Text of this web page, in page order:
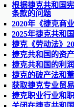
根据捷克共和国
条款的问题
2020年《捷克商
2025年捷克共和
捷克《劳动法》
捷克共和国的资
捷克共和国的利
捷克的破产法和
获取捷克专业贸
捷克职业行业和